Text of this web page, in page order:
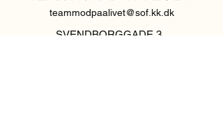
teammodpaalivet@sof.kk.dk
SVENDBORGGADE 3,